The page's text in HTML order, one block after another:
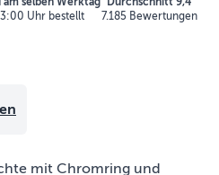
Uhr bestellt
7.185 Bewertungen
mit Chromring und